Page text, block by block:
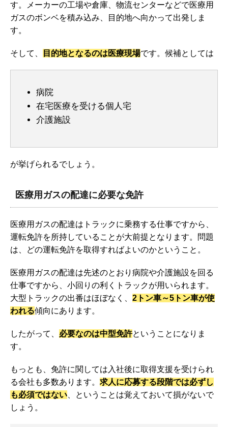
す。メーカーの工場や倉庫、物流センターなどで医療用
ガスのボンベを積み込み、目的地へ向かって出発しま
す。
そして、 目的地となるのは医療現場です。候補としては
病院
在宅医療を受ける個人宅
介護施設
が挙げられるでしょう。
医療用ガスの配達に必要な免許
医療用ガスの配達はトラックに乗務する仕事ですから、
運転免許を所持していることが大前提となります。問題
は、どの運転免許を取得すればよいのかということ。
医療用ガスの配達は先述のとおり病院や介護施設を回る
仕事ですから、小回りの利くトラックが用いられます。
大型トラックの出番はほぼなく、 2トン車～5トン車が使
われる傾向にあります。
したがって、 必要なのは中型免許ということになりま
す。
もっとも、免許に関しては入社後に取得支援を受けられ
る会社も多数あります。 求人に応募する段階では必ずし
も必須ではない 、ということは覚えておいて損がないで
しょう。